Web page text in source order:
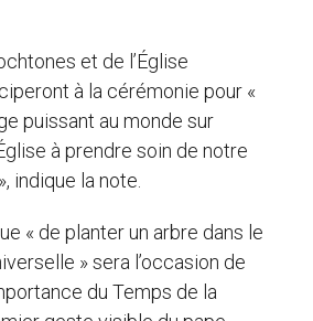
et de l’Église
à la cérémonie pour «
puissant au monde sur
à prendre soin de notre
indique la note.
« de planter un arbre dans le
» sera l’occasion de
du Temps de la